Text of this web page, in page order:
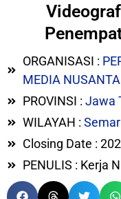
ORGANISASI :
MEDIA
PROVINSI : Jawa
WILAYAH :
Closing Date :
PENULIS : Kerja